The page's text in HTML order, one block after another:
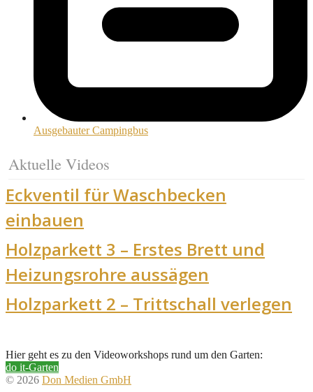
Ausgebauter Campingbus
Aktuelle Videos
Eckventil für Waschbecken
einbauen
Holzparkett 3 – Erstes Brett und
Heizungsrohre aussägen
Holzparkett 2 – Trittschall verlegen
Hier geht es zu den Videoworkshops rund um den Garten:
do it-Garten
© 2026 Don Medien GmbH